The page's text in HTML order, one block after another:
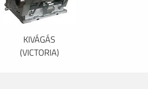
KIVÁGÁS
(VICTORIA)